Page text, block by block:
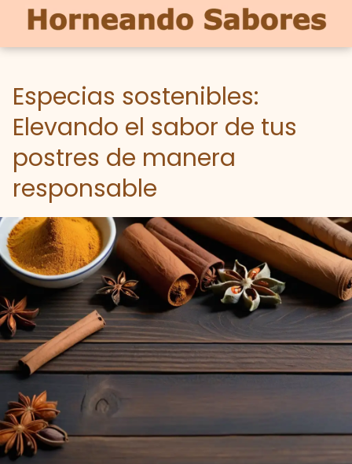
Especias sostenibles:
Elevando el sabor de tus
postres de manera
responsable